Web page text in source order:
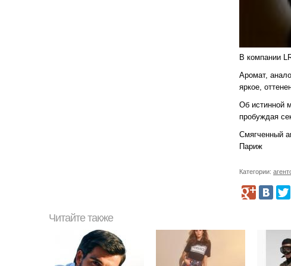
В компании
Аромат,
яркое,
Об истинной
пробуждая
Смягченный
Париж
Категории:
Читайте также